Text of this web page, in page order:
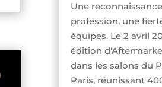
Une
profession, une
équipes. Le 2 avril
édition
dans les salons du
Paris, réunissant